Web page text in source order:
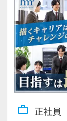
まずは小規
徐々に難易
きましょう！
【手厚い報
す！】
土日祝日は
大切なのは
ケーション
寄り添うこと
当法人では
転、企業の
ときには実
work_outline 正社員